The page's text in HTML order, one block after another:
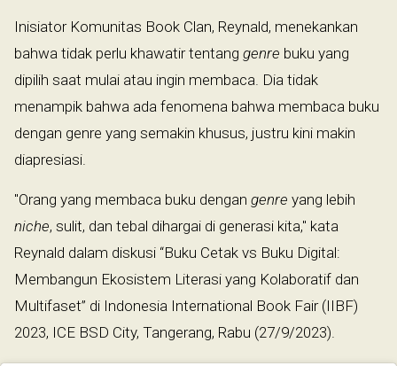
Inisiator Komunitas Book Clan, Reynald, menekankan
bahwa tidak perlu khawatir tentang genre buku yang
dipilih saat mulai atau ingin membaca. Dia tidak
menampik bahwa ada fenomena bahwa membaca buku
dengan genre yang semakin khusus, justru kini makin
diapresiasi.
"Orang yang membaca buku dengan genre yang lebih
niche, sulit, dan tebal dihargai di generasi kita," kata
Reynald dalam diskusi “Buku Cetak vs Buku Digital:
Membangun Ekosistem Literasi yang Kolaboratif dan
Multifaset” di Indonesia International Book Fair (IIBF)
2023, ICE BSD City, Tangerang, Rabu (27/9/2023).